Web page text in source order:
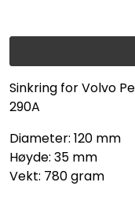
Sinkring for Volvo
290A
Diameter: 120 mm
Høyde: 35 mm
Vekt: 780 gram